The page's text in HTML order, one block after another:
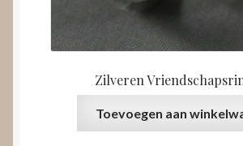
Zilveren
Toevoegen aan